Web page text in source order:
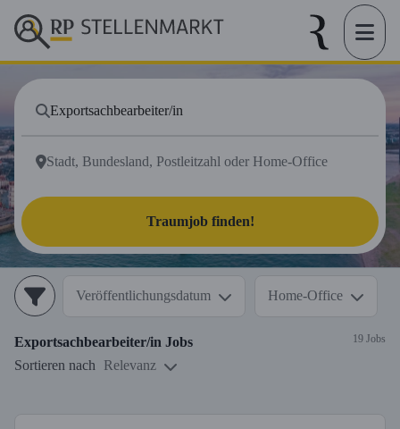
Traumjob finden!
Veröffentlichungsdatum Home-Office
Exportsachbearbeiter/in Jobs 19 Jobs
Sortieren nach Relevanz